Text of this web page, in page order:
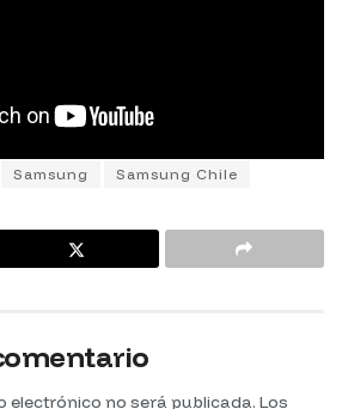
Samsung Samsung Chile
electrónico no será publicada. Los